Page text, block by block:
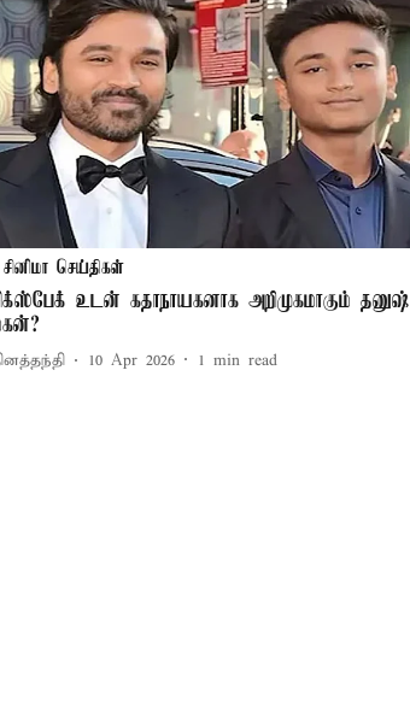
சினிமா செய்திகள்
உடன் கதாநாயகனாக அறிமுகமாகும் தனுஷ்
10 Apr 2026 1 min read